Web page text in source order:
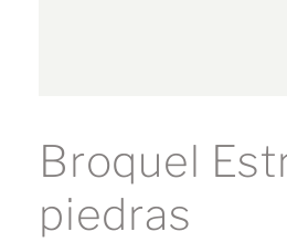
ventana
modal
Broquel
piedras